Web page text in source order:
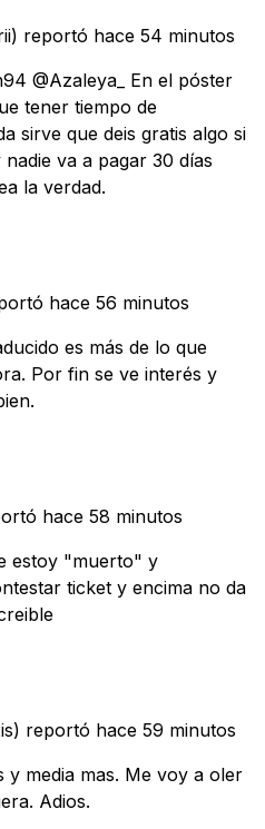
reportó hace 54 minutos
@Azaleya_ En el póster
tener tiempo de
sirve que deis gratis algo si
va a pagar 30 días
la verdad.
hace 56 minutos
es más de lo que
Por fin se ve interés y
hace 58 minutos
estoy "muerto" y
ticket y encima no da
reportó hace 59 minutos
media mas. Me voy a oler
Adios.